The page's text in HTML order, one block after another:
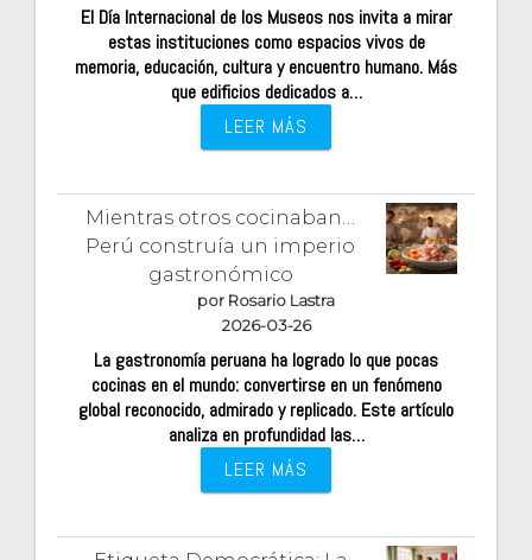
El Día Internacional de los Museos nos invita a mirar
estas instituciones como espacios vivos de
memoria, educación, cultura y encuentro humano. Más
que edificios dedicados a…
LEER MÁS
Mientras otros cocinaban…
Perú construía un imperio
gastronómico
por Rosario Lastra
2026-03-26
La gastronomía peruana ha logrado lo que pocas
cocinas en el mundo: convertirse en un fenómeno
global reconocido, admirado y replicado. Este artículo
analiza en profundidad las…
LEER MÁS